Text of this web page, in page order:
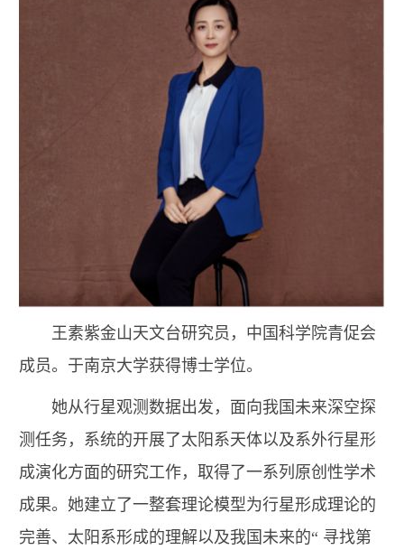
王素紫金山天文台研究员，中国科学院青促会
成员。于南京大学获得博士学位。
她从行星观测数据出发，面向我国未来深空探
测任务，系统的开展了太阳系天体以及系外行星形
成演化方面的研究工作，取得了一系列原创性学术
成果。她建立了一整套理论模型为行星形成理论的
完善、太阳系形成的理解以及我国未来的“ 寻找第